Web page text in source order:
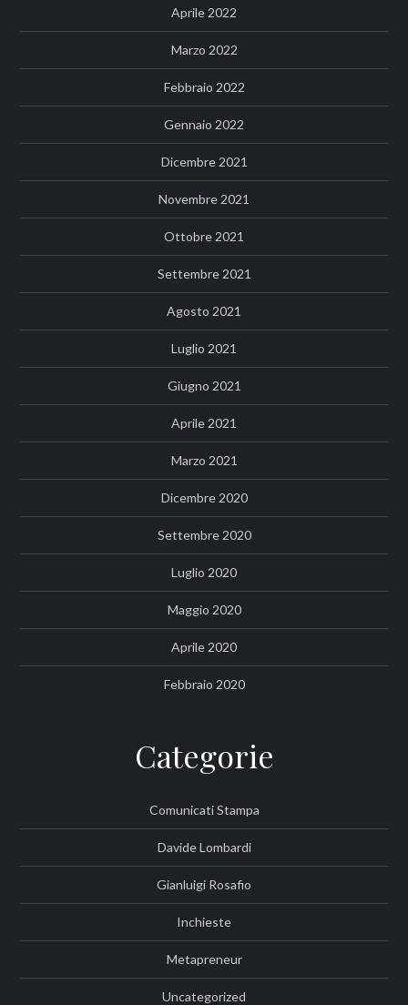
Aprile 2022
Marzo 2022
Febbraio 2022
Gennaio 2022
Dicembre 2021
Novembre 2021
Ottobre 2021
Settembre 2021
Agosto 2021
Luglio 2021
Giugno 2021
Aprile 2021
Marzo 2021
Dicembre 2020
Settembre 2020
Luglio 2020
Maggio 2020
Aprile 2020
Febbraio 2020
Categorie
Comunicati Stampa
Davide Lombardi
Gianluigi Rosafio
Inchieste
Metapreneur
Uncategorized